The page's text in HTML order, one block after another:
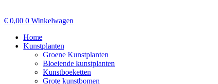
€ 0,00 0 Winkelwagen
Home
Kunstplanten
Groene Kunstplanten
Bloeiende kunstplanten
Kunstboeketten
Grote kunstbomen